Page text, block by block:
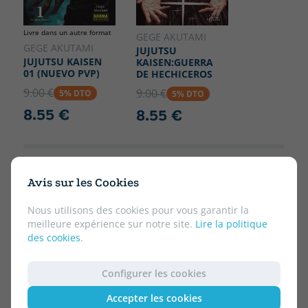
Avis sur les Cookies
Nous utilisons des cookies pour vous garantir la
meilleure expérience sur notre site. Lire la politique
des cookies.
Configurer les cookies
Accepter les cookies
Livre dans un autre format
GEGE AKUTAMI
JUJUTSU KAISEN
01 (NUEVO PVP)
9.00 € 5% DTO
8.55 €
GEGE AKUTAMI
JUJUTSU
KAISEN:GUERRA
DE HECHICEROS
9.00 € 5% DTO
8.55 €